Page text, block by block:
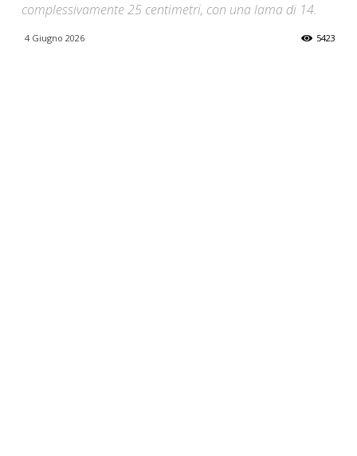
complessivamente 25 centimetri, con una lama di 14.
4 Giugno 2026 5423